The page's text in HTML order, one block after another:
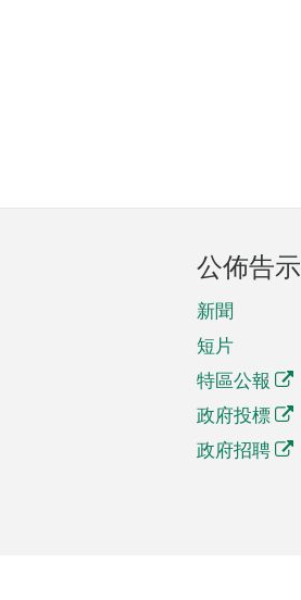
公佈告示
新聞
短片
特區公報
政府投標
政府招聘